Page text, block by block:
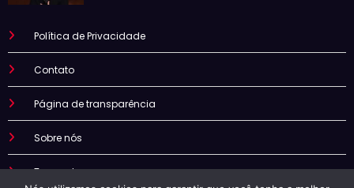
Política de Privacidade
Contato
Página de transparência
Sobre nós
Termo de uso